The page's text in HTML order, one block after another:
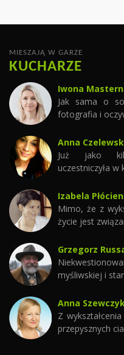
MIESZAJĄ W GARZE
KUCHARZE
Iwona
Jak sama o
fotografia i
Anna
Już jako
uczestniczyła w
Izabela
Mimo, że z
życie jest
Grzegorz
myśliwskiej i
Anna
Z
przepysznych